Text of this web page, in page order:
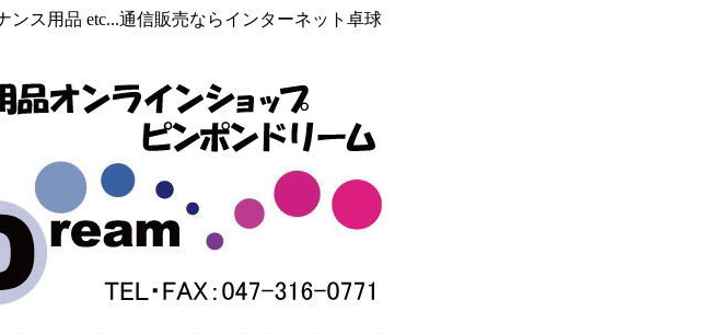
ス用品 etc...通信販売ならインターネット卓球